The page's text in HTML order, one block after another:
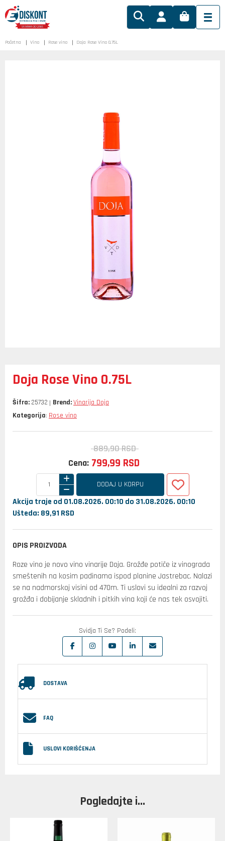
Početna Vino Rose vino Doja Rose Vino 0.75L
Doja Rose Vino 0.75L
Šifra: 25732 Brend:Vinarija Doja
Kategorija: Rose vino
889,90RSD
Cena: 799,99 RSD
DODAJ U KORPU
Akcija traje od 01.08.2026. 00:10 do 31.08.2026. 00:10
Ušteda: 89,91 RSD
OPIS PROIZVODA
Roze vino je novo vino vinarije Doja. Grožđe potiče iz vinograda
smeštenih na kosim padinama ispod planine Jastrebac. Nalazi
se na nadmorskoj visini od 470m. Ti uslovi su idealni za razvoj
grožđa i dobijanje skladnih i pitkih vina koji će nas tek osvojiti.
Svidja Ti Se? Podeli:
DOSTAVA
FAQ
USLOVI KORIŠĆENJA
Pogledajte i...